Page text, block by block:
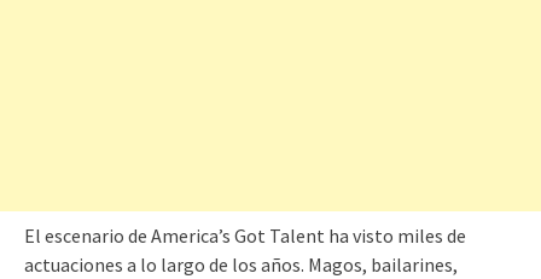
El escenario de America’s Got Talent ha visto miles de
actuaciones a lo largo de los años. Magos, bailarines,